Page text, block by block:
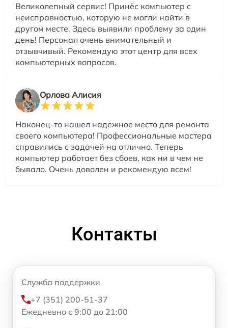
Великолепный сервис! Принёс компьютер с
неисправностью, которую не могли найти в
другом месте. Здесь выявили проблему за один
день! Персонал очень внимательный и
отзывчивый. Рекомендую этот центр для всех
компьютерных вопросов.
Орлова Алисия
Наконец-то нашел надежное место для ремонта
своего компьютера! Профессиональные мастера
справились с задачей на отлично. Теперь
компьютер работает без сбоев, как ни в чем не
бывало. Очень доволен и рекомендую всем!
Контакты
Служба поддержки
+7 (351) 200-51-37
Ежедневно с 9:00 до 21:00